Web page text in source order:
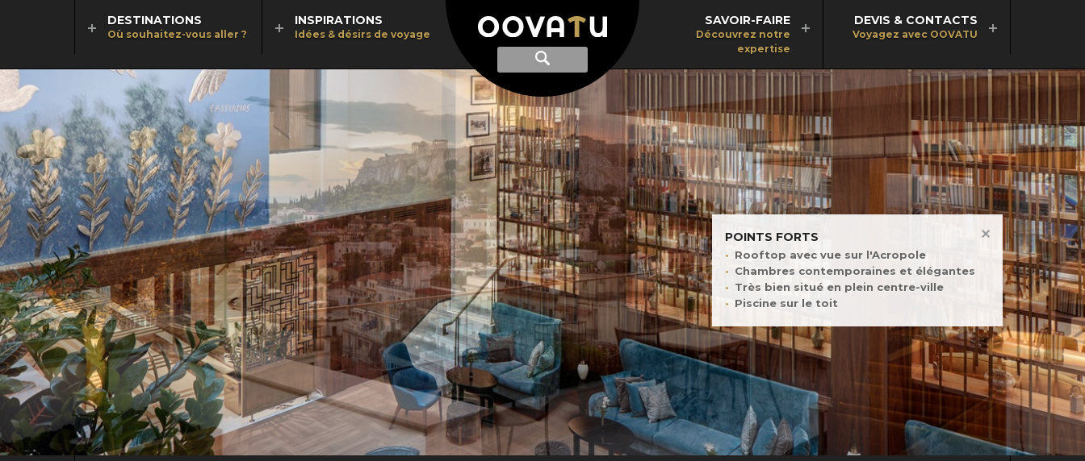
Afficher
recherche
Recherche
DESTINATIONS
Où souhaitez-vous aller ?
INSPIRATIONS
Idées & désirs de voyage
SAVOIR-FAIRE
Découvrez notre
expertise
DEVIS & CONTACTS
Voyagez avec OOVATU
POINTS FORTS
Rooftop avec vue sur l'Acropole
Chambres contemporaines et élégantes
Très bien situé en plein centre-ville
Piscine sur le toit